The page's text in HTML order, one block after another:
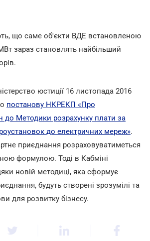
що саме об'єкти ВДЕ встановленою
зараз становлять найбільший
юстиції 16 листопада 2016
постанову НКРЕКП «Про
до Методики розрахунку плати за
до електричних мереж».
приєднання розраховуватиметься
формулою. Тоді в Кабміні
новій методиці, яка сформує
будуть створені зрозумілі та
для розвитку бізнесу.